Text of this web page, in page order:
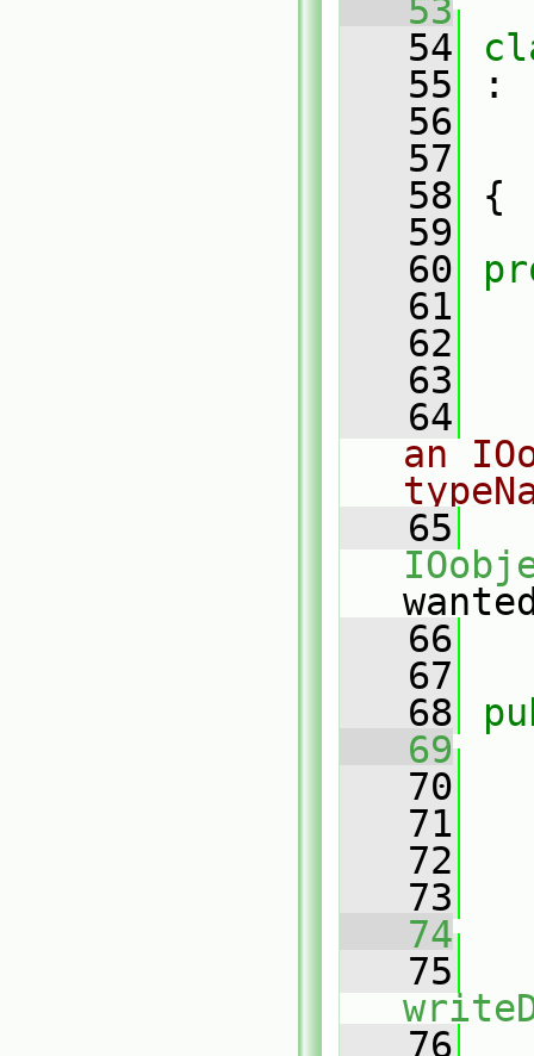
   53
   54
   55
:
   56
   57
   58
{
   59
   60
   61
   62
   63
   64
an
   65
   66
   67
   68
   69
   70
   71
   72
   73
   74
   75
   76